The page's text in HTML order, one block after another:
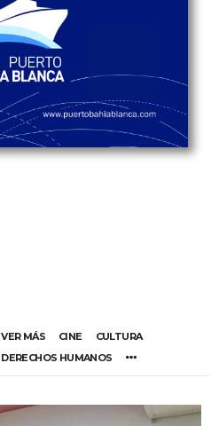
VER MÁS CINE
CULTURA
DERECHOS HUMANOS